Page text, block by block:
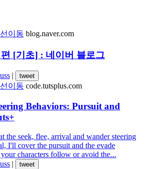
이동 blog.naver.com
[기초] : 네이버 블로그
|
tweet
이동 code.tutsplus.com
Behaviors: Pursuit and
the seek, flee, arrival and wander steering
I'll cover the pursuit and the evade
characters follow or avoid the...
|
tweet